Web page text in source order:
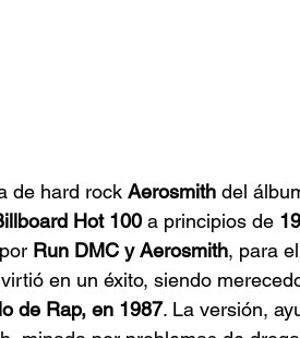
de hard rock Aerosmith del
Hot 100 a principios de
por Run DMC y Aerosmith, para
en un éxito, siendo
de Rap, en 1987. La versión,